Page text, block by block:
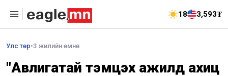
18 3,593₮
Улс төр•3 жилийн өмнө
"Авлигатай тэмцэх ажилд ахиц